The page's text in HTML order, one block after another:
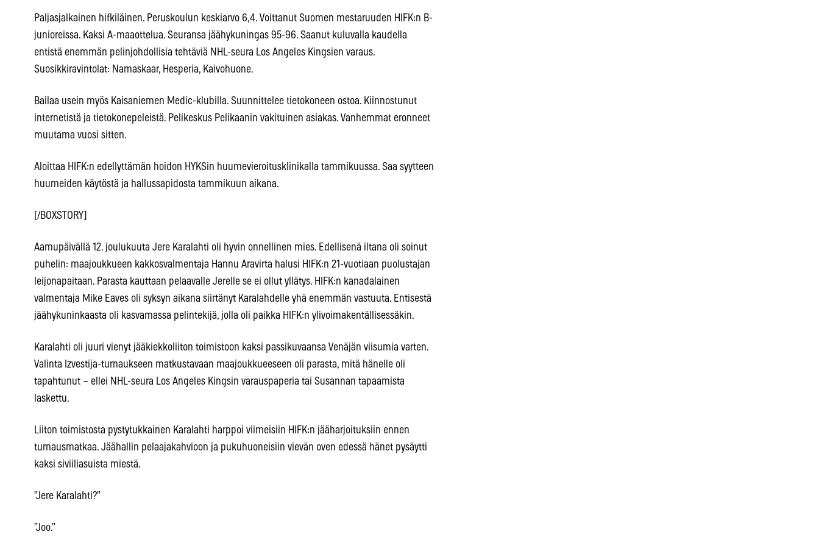
Paljasjalkainen hifkiläinen. Peruskoulun keskiarvo 6,4. Voittanut Suomen mestaruuden HIFK:n B-
junioreissa. Kaksi A-maaottelua. Seuransa jäähykuningas 95-96. Saanut kuluvalla kaudella
entistä enemmän pelinjohdollisia tehtäviä NHL-seura Los Angeles Kingsien varaus.
Suosikkiravintolat: Namaskaar, Hesperia, Kaivohuone.
Bailaa usein myös Kaisaniemen Medic-klubilla. Suunnittelee tietokoneen ostoa. Kiinnostunut
internetistä ja tietokonepeleistä. Pelikeskus Pelikaanin vakituinen asiakas. Vanhemmat eronneet
muutama vuosi sitten.
Aloittaa HIFK:n edellyttämän hoidon HYKSin huumevieroitusklinikalla tammikuussa. Saa syytteen
huumeiden käytöstä ja hallussapidosta tammikuun aikana.
[/BOXSTORY]
Aamupäivällä 12. joulukuuta Jere Karalahti oli hyvin onnellinen mies. Edellisenä iltana oli soinut
puhelin: maajoukkueen kakkosvalmentaja Hannu Aravirta halusi HIFK:n 21-vuotiaan puolustajan
leijonapaitaan. Parasta kauttaan pelaavalle Jerelle se ei ollut yllätys. HIFK:n kanadalainen
valmentaja Mike Eaves oli syksyn aikana siirtänyt Karalahdelle yhä enemmän vastuuta. Entisestä
jäähykuninkaasta oli kasvamassa pelintekijä, jolla oli paikka HIFK:n ylivoimakentällisessäkin.
Karalahti oli juuri vienyt jääkiekkoliiton toimistoon kaksi passikuvaansa Venäjän viisumia varten.
Valinta Izvestija-turnaukseen matkustavaan maajoukkueeseen oli parasta, mitä hänelle oli
tapahtunut – ellei NHL-seura Los Angeles Kingsin varauspaperia tai Susannan tapaamista
laskettu.
Liiton toimistosta pystytukkainen Karalahti harppoi viimeisiin HIFK:n jääharjoituksiin ennen
turnausmatkaa. Jäähallin pelaajakahvioon ja pukuhuoneisiin vievän oven edessä hänet pysäytti
kaksi siviiliasuista miestä.
”Jere Karalahti?”
”Joo.”